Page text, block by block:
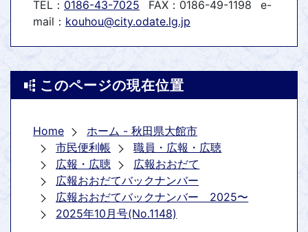
TEL： 0186-43-7025 FAX：0186-49-1198
e-
mail： kouhou@city.odate.lg.jp
このページの現在位置
Home
ホーム - 秋田県大館市
市民便利帳
職員・広報・広聴
広報・広聴
広報おおだて
広報おおだてバックナンバー
広報おおだてバックナンバー 2025〜
2025年10月号(No.1148)